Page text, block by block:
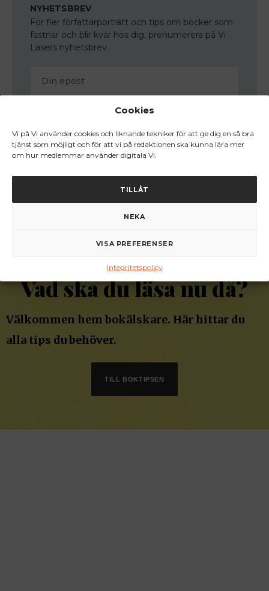
Cookies
Vi på Vi använder cookies och liknande tekniker för att ge dig en så bra
tjänst som möjligt och för att vi på redaktionen ska kunna lära mer
om hur medlemmar använder digitala Vi.
TILLÅT
NEKA
VISA PREFERENSER
Integritetspolicy
NYHETSBREV
För fler författarporträtt och tips om böcker som
fastnar och blir kvar hos dig, prenumerera på Vi
Läsers nyhetsbrev.
Jag godkänner deallmänna villkorenför prenumerationen
och samtycker därmed till personuppgiftsbehandling inom
Vad ska du läsa nu då?
Välkommen hem bokälskare. Här hittar du
alla tips du behöver.
TILL BOKTIPSEN